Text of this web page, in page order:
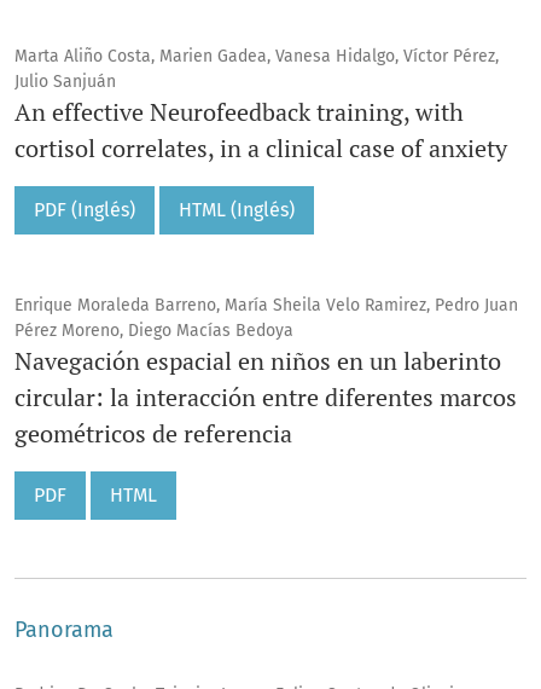
Marta Aliño Costa, Marien Gadea, Vanesa Hidalgo, Víctor Pérez,
Julio Sanjuán
An effective Neurofeedback training, with
cortisol correlates, in a clinical case of anxiety
PDF (Inglés) HTML (Inglés)
Enrique Moraleda Barreno, María Sheila Velo Ramirez, Pedro Juan
Pérez Moreno, Diego Macías Bedoya
Navegación espacial en niños en un laberinto
circular: la interacción entre diferentes marcos
geométricos de referencia
PDF HTML
Panorama